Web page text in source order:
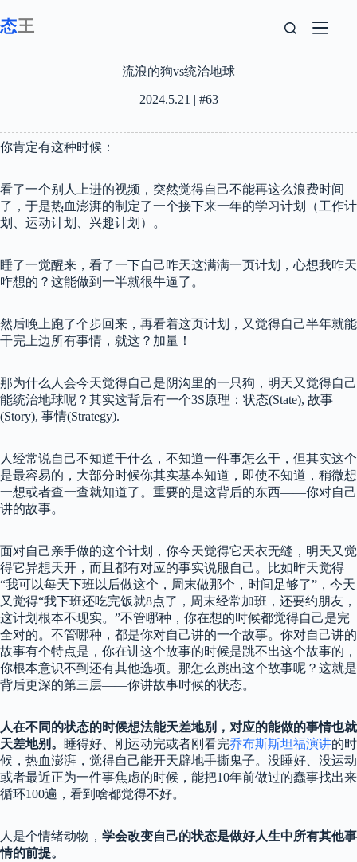
至
流浪的狗vs统治地球
2024.5.21 | #63
你肯定有这种时候：
看了一个别人上进的视频，突然觉得自己不能再这么浪费时间
了，于是热血澎湃的制定了一个接下来一年的学习计划（工作计
划、运动计划、兴趣计划）。
睡了一觉醒来，看了一下自己昨天这满满一页计划，心想我昨天
咋想的？这能做到一半就很牛逼了。
然后晚上跑了个步回来，再看着这页计划，又觉得自己半年就能
干完上边所有事情，就这？加量！
那为什么人会今天觉得自己是阴沟里的一只狗，明天又觉得自己
能统治地球呢？其实这背后有一个3S原理：状态(State), 故事
(Story), 事情(Strategy).
人经常说自己不知道干什么，不知道一件事怎么干，但其实这个
是最容易的，大部分时候你其实基本知道，即使不知道，稍微想
一想或者查一查就知道了。重要的是这背后的东西——你对自己
讲的故事。
面对自己亲手做的这个计划，你今天觉得它天衣无缝，明天又觉
得它异想天开，而且都有对应的事实说服自己。比如昨天觉得
“我可以每天下班以后做这个，周末做那个，时间足够了”，今天
又觉得“我下班还吃完饭就8点了，周末经常加班，还要约朋友，
这计划根本不现实。”不管哪种，你在想的时候都觉得自己是完
全对的。不管哪种，都是你对自己讲的一个故事。你对自己讲的
故事有个特点是，你在讲这个故事的时候是跳不出这个故事的，
你根本意识不到还有其他选项。那怎么跳出这个故事呢？这就是
背后更深的第三层——你讲故事时候的状态。
人在不同的状态的时候想法能天差地别，对应的能做的事情也就
天差地别。
睡得好、刚运动完或者刚看完乔布斯斯坦福演讲的时
候，热血澎湃，觉得自己能开天辟地手撕鬼子。没睡好、没运动
或者最近正为一件事焦虑的时候，能把10年前做过的蠢事找出来
循环100遍，看到啥都觉得不好。
人是个情绪动物， 学会改变自己的状态是做好人生中所有其他事
情的前提。